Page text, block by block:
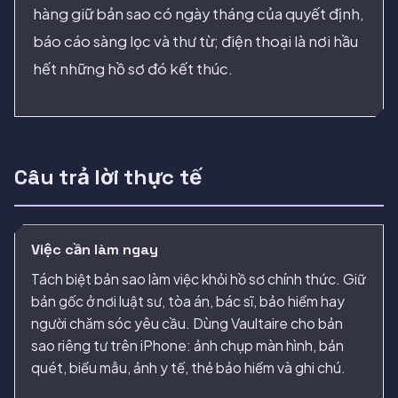
hàng giữ bản sao có ngày tháng của quyết định,
báo cáo sàng lọc và thư từ; điện thoại là nơi hầu
hết những hồ sơ đó kết thúc.
Câu trả lời thực tế
Việc cần làm ngay
Tách biệt bản sao làm việc khỏi hồ sơ chính thức. Giữ
bản gốc ở nơi luật sư, tòa án, bác sĩ, bảo hiểm hay
người chăm sóc yêu cầu. Dùng Vaultaire cho bản
sao riêng tư trên iPhone: ảnh chụp màn hình, bản
quét, biểu mẫu, ảnh y tế, thẻ bảo hiểm và ghi chú.